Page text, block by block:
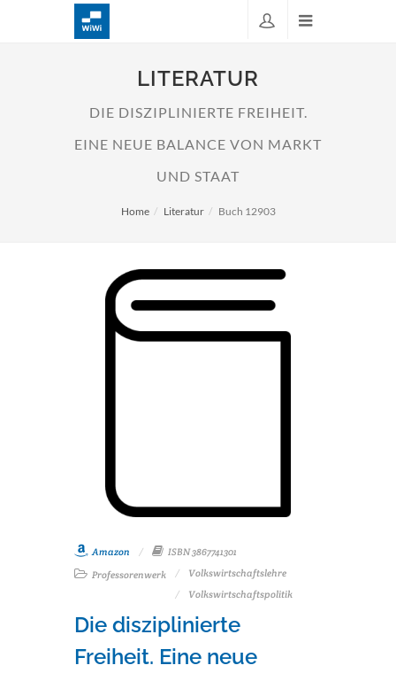
LITERATUR
DIE DISZIPLINIERTE FREIHEIT.
EINE NEUE BALANCE VON MARKT
UND STAAT
Home Literatur Buch 12903
Amazon
ISBN 3867741301
Professorenwerk
Volkswirtschaftslehre
Volkswirtschaftspolitik
Die disziplinierte
Freiheit. Eine neue